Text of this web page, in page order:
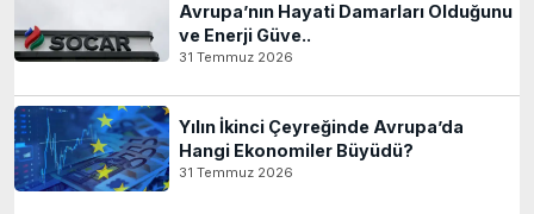
Avrupa’nın Hayati Damarları Olduğunu
ve Enerji Güve..
31 Temmuz 2026
Yılın İkinci Çeyreğinde Avrupa’da
Hangi Ekonomiler Büyüdü?
31 Temmuz 2026